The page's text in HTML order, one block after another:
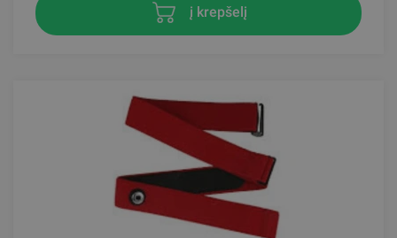
į krepšelį